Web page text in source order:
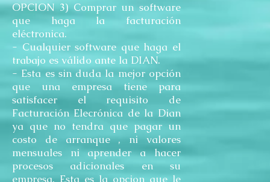
OPCION 3) Comprar un software
que haga la facturación
eléctronica.
- Cualquier software que haga el
trabajo es válido ante la DIAN.
- Esta es sin duda la mejor opción
que una empresa tiene para
satisfacer el requisito de
Facturación Elecrónica de la Dian
ya que no tendra que pagar un
costo de arranque , ni valores
mensuales ni aprender a hacer
procesos adicionales en su
empresa. Esta es la opcion que le